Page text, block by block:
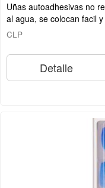
Uñas autoadhesivas no
al agua, se colocan facil
CLP
Detalle